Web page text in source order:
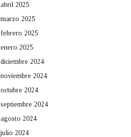
abril 2025
marzo 2025
febrero 2025
enero 2025
diciembre 2024
noviembre 2024
octubre 2024
septiembre 2024
agosto 2024
julio 2024